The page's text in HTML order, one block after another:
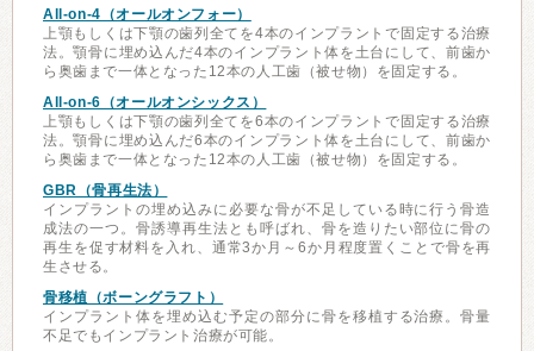
All-on-4（オールオンフォー）
上顎もしくは下顎の歯列全てを4本のインプラントで固定する治療
法。顎骨に埋め込んだ4本のインプラント体を土台にして、前歯か
ら奥歯まで一体となった12本の人工歯（被せ物）を固定する。
All-on-6（オールオンシックス）
上顎もしくは下顎の歯列全てを6本のインプラントで固定する治療
法。顎骨に埋め込んだ6本のインプラント体を土台にして、前歯か
ら奥歯まで一体となった12本の人工歯（被せ物）を固定する。
GBR（骨再生法）
インプラントの埋め込みに必要な骨が不足している時に行う骨造
成法の一つ。骨誘導再生法とも呼ばれ、骨を造りたい部位に骨の
再生を促す材料を入れ、通常3か月～6か月程度置くことで骨を再
生させる。
骨移植（ボーングラフト）
インプラント体を埋め込む予定の部分に骨を移植する治療。骨量
不足でもインプラント治療が可能。